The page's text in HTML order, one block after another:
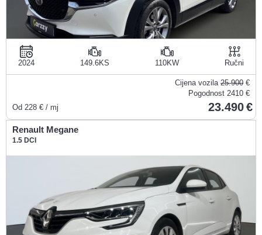
2024 149.6KS 110KW Ručni
Cijena vozila 25.900 €
Pogodnost 2410 €
Od 228 € / mj 23.490
Renault Megane
1.5 DCI